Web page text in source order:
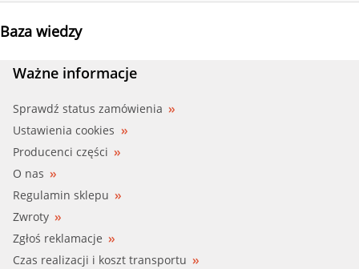
Baza wiedzy
Ważne informacje
Sprawdź status zamówienia
Ustawienia cookies
Producenci części
O nas
Regulamin sklepu
Zwroty
Zgłoś reklamacje
Czas realizacji i koszt transportu